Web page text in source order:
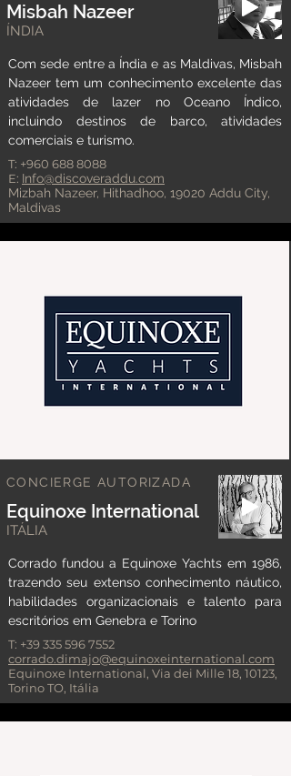
Misbah Nazeer
ÍNDIA
Com sede entre a Índia e as Maldivas, Misbah
Nazeer tem um conhecimento excelente das
atividades de lazer no Oceano Índico,
incluindo destinos de barco, atividades
comerciais e turismo.
T: +960 688 8088
E: Info@discoveraddu.com
Mizbah Nazeer, Hithadhoo, 19020 Addu City,
Maldivas
CONCIERGE AUTORIZADA
Equinoxe International
ITÁLIA
Corrado fundou a Equinoxe Yachts em 1986,
trazendo seu extenso conhecimento náutico,
habilidades organizacionais e talento para
escritórios em Genebra e Torino
T: +39 335 596 7552
corrado.dimajo@equinoxeinternational.com
Equinoxe International, Via dei Mille 18, 10123,
Torino TO, Itália